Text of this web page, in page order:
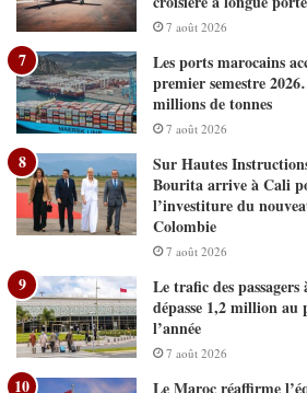
7 août 2026
Les ports marocains
premier semestre
millions de tonnes
7 août 2026
Sur Hautes
Bourita arrive à Cali
l’investiture du
Colombie
7 août 2026
Le trafic des
dépasse 1,2 million au
l’année
7 août 2026